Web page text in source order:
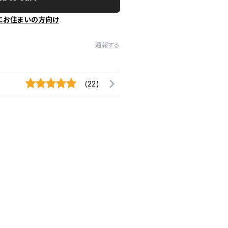
お住まいの方向け
通報する
(22)